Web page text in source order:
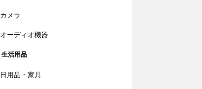
カメラ
オーディオ機器
生活用品
日用品・家具